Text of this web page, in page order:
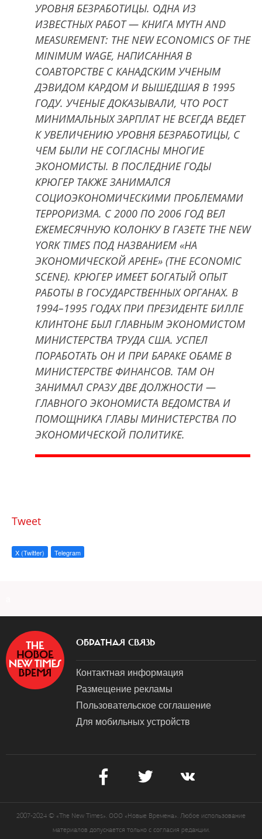
УРОВНЯ БЕЗРАБОТИЦЫ. ОДНА ИЗ
ИЗВЕСТНЫХ РАБОТ — КНИГА MYTH AND
MEASUREMENT: THE NEW ECONOMICS OF THE
MINIMUM WAGE, НАПИСАННАЯ В
СОАВТОРСТВЕ С КАНАДСКИМ УЧЕНЫМ
ДЭВИДОМ КАРДОМ И ВЫШЕДШАЯ В 1995
ГОДУ. УЧЕНЫЕ ДОКАЗЫВАЛИ, ЧТО РОСТ
МИНИМАЛЬНЫХ ЗАРПЛАТ НЕ ВСЕГДА ВЕДЕТ
К УВЕЛИЧЕНИЮ УРОВНЯ БЕЗРАБОТИЦЫ, С
ЧЕМ БЫЛИ НЕ СОГЛАСНЫ МНОГИЕ
ЭКОНОМИСТЫ. В ПОСЛЕДНИЕ ГОДЫ
КРЮГЕР ТАКЖЕ ЗАНИМАЛСЯ
СОЦИОЭКОНОМИЧЕСКИМИ ПРОБЛЕМАМИ
ТЕРРОРИЗМА. С 2000 ПО 2006 ГОД ВЕЛ
ЕЖЕМЕСЯЧНУЮ КОЛОНКУ В ГАЗЕТЕ THE NEW
YORK TIMES ПОД НАЗВАНИЕМ «НА
ЭКОНОМИЧЕСКОЙ АРЕНЕ» (THE ECONOMIC
SCENE). КРЮГЕР ИМЕЕТ БОГАТЫЙ ОПЫТ
РАБОТЫ В ГОСУДАРСТВЕННЫХ ОРГАНАХ. В
1994–1995 ГОДАХ ПРИ ПРЕЗИДЕНТЕ БИЛЛЕ
КЛИНТОНЕ БЫЛ ГЛАВНЫМ ЭКОНОМИСТОМ
МИНИСТЕРСТВА ТРУДА США. УСПЕЛ
ПОРАБОТАТЬ ОН И ПРИ БАРАКЕ ОБАМЕ В
МИНИСТЕРСТВЕ ФИНАНСОВ. ТАМ ОН
ЗАНИМАЛ СРАЗУ ДВЕ ДОЛЖНОСТИ —
ГЛАВНОГО ЭКОНОМИСТА ВЕДОМСТВА И
ПОМОЩНИКА ГЛАВЫ МИНИСТЕРСТВА ПО
ЭКОНОМИЧЕСКОЙ ПОЛИТИКЕ.
Tweet
X (Twitter) Telegram
ОБРАТНАЯ СВЯЗЬ
Контактная информация
Размещение рекламы
Пользовательское соглашение
Для мобильных устройств
2007-2024 © «The New Times». ООО «Новые Времена». Любое использование
материалов допускается только с согласия редакции.